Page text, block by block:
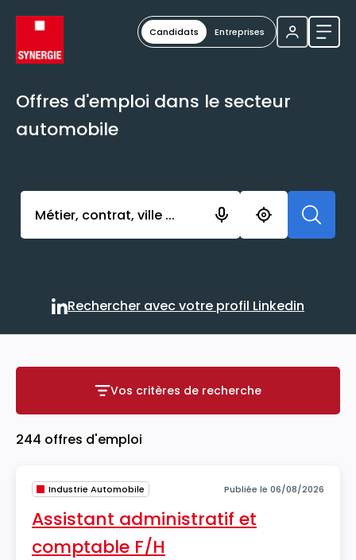
Candidats Entreprises
Offres d'emploi dans le secteur
automobile
Activer l’élément pour lancer l’enregistrement.
Rechercher avec votre
Rechercher avec votre profil Linkedin
Vos critères de recherche
Vos critères de recherche
244 offres d'emploi
Industrie Automobile Publiée le 06/08/2026
Assistant administratif et
comptable F/H